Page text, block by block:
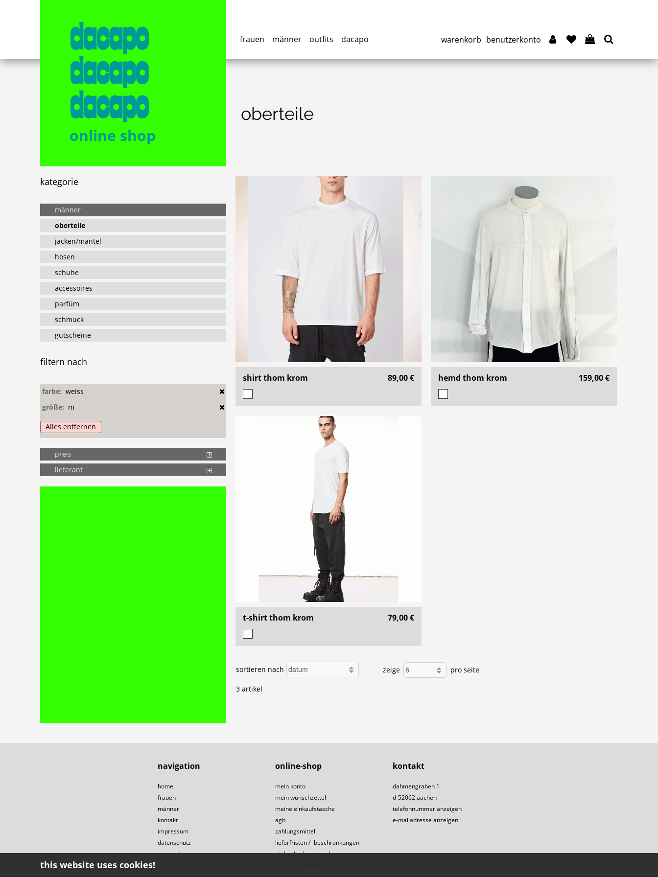
dacapo
dacapo
dacapo
online shop
frauen männer outfits dacapo benutzerkonto
warenkorb
kategorie
männer
oberteile
jacken/mäntel
hosen
schuhe
accessoires
parfüm
schmuck
gutscheine
filtern nach
farbe: weiss
größe: m
Alles entfernen
preis
lieferant
oberteile
shirt thom krom 89,00 € hemd thom krom 159,00 €
t-shirt thom krom 79,00 €
sortieren nach zeige pro seite
3 artikel
navigation
home
frauen
männer
kontakt
impressum
datenschutz
versand
online-shop
mein konto
mein wunschzettel
meine einkaufstasche
agb
zahlungsmittel
lieferfristen / -beschränkungen
rückgabe / umtausch
kontakt
dahmengraben 1
d-52062 aachen
telefonnummer anzeigen
e-mailadresse anzeigen
this website uses cookies!